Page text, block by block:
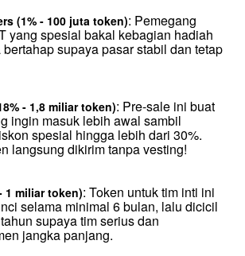
(1% - 100 juta token): Pemegang
yang spesial bakal kebagian hadiah
supaya pasar stabil dan tetap
- 1,8 miliar token): Pre-sale ini buat
ingin masuk lebih awal sambil
spesial hingga lebih dari 30%.
langsung dikirim tanpa vesting!
1 miliar token): Token untuk tim inti ini
selama minimal 6 bulan, lalu dicicil
supaya tim serius dan
jangka panjang.